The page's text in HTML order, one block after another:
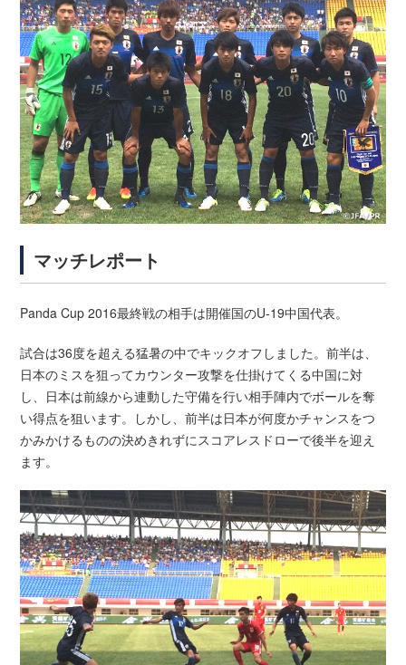
マッチレポート
Panda Cup 2016最終戦の相手は開催国のU-19中国代表。
試合は36度を超える猛暑の中でキックオフしました。前半は、
日本のミスを狙ってカウンター攻撃を仕掛けてくる中国に対
し、日本は前線から連動した守備を行い相手陣内でボールを奪
い得点を狙います。しかし、前半は日本が何度かチャンスをつ
かみかけるものの決めきれずにスコアレスドローで後半を迎え
ます。